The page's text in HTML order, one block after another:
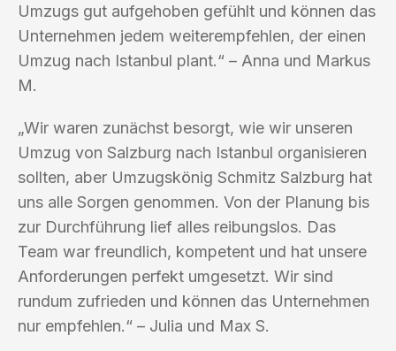
Umzugs gut aufgehoben gefühlt und können das
Unternehmen jedem weiterempfehlen, der einen
Umzug nach Istanbul plant.“ – Anna und Markus
M.
„Wir waren zunächst besorgt, wie wir unseren
Umzug von Salzburg nach Istanbul organisieren
sollten, aber Umzugskönig Schmitz Salzburg hat
uns alle Sorgen genommen. Von der Planung bis
zur Durchführung lief alles reibungslos. Das
Team war freundlich, kompetent und hat unsere
Anforderungen perfekt umgesetzt. Wir sind
rundum zufrieden und können das Unternehmen
nur empfehlen.“ – Julia und Max S.